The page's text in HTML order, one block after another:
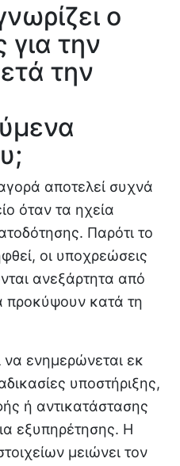
ο
την
την
αποτελεί συχνά
όταν τα ηχεία
Παρότι το
οι υποχρεώσεις
ανεξάρτητα από
προκύψουν κατά τη
ενημερώνεται εκ
υποστήριξης,
ή αντικατάστασης
εξυπηρέτησης. Η
μειώνει τον